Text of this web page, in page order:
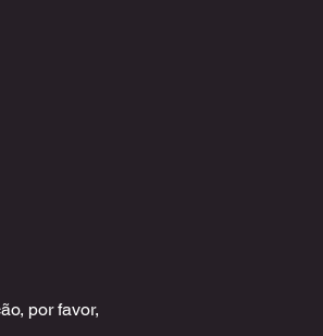
por favor,